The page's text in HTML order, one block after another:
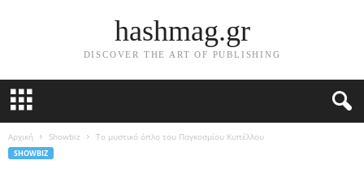
hashmag.gr
DISCOVER THE ART OF PUBLISHING
Αρχική Showbiz Το μυστικό όπλο του Παγκοσμίου Κυπέλλου
SHOWBIZ